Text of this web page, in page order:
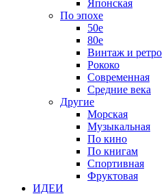
Японская
По эпохе
50е
80е
Винтаж и ретро
Рококо
Современная
Средние века
Другие
Морская
Музыкальная
По кино
По книгам
Спортивная
Фруктовая
ИДЕИ